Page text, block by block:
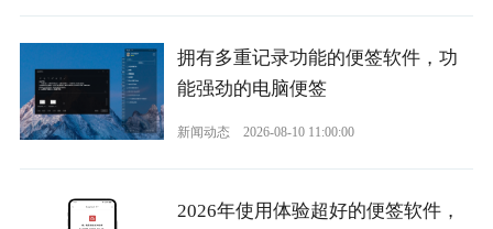
拥有多重记录功能的便签软件，功
能强劲的电脑便签
新闻动态 2026-08-10 11:00:00
2026年使用体验超好的便签软件，